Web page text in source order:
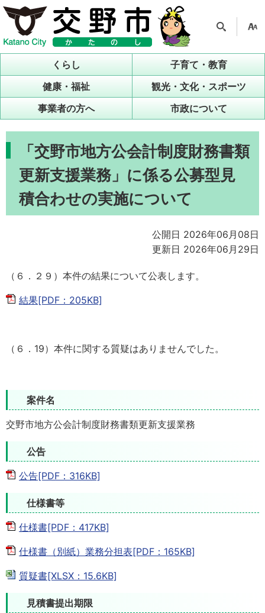
ル
くらし
子育て・教育
健康・福祉
観光・文化・スポーツ
事業者の方へ
市政について
「交野市地方公会計制度財務書類
更新支援業務」に係る公募型見
積合わせの実施について
公開日 2026年06月08日
更新日 2026年06月29日
（６．２９）本件の結果について公表します。
結果[PDF：205KB]
（６．19）本件に関する質疑はありませんでした。
案件名
交野市地方公会計制度財務書類更新支援業務
公告
公告[PDF：316KB]
仕様書等
仕様書[PDF：417KB]
仕様書（別紙）業務分担表[PDF：165KB]
質疑書[XLSX：15.6KB]
見積書提出期限